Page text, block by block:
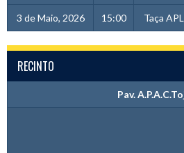
3 de Maio, 2026 15:00 Taça
RECINTO
Pav.